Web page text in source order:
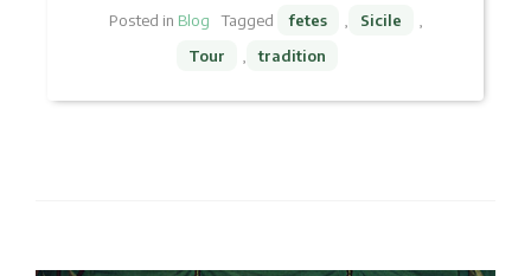
Posted in Blog Tagged fetes Sicile
Tour
tradition